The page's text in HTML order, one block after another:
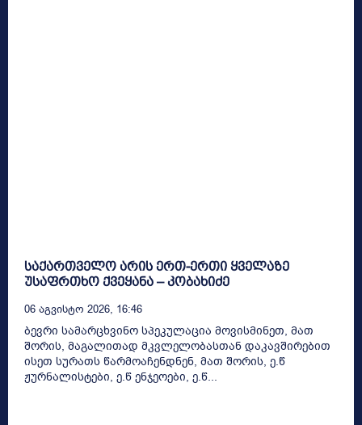
საქართველო არის ერთ-ერთი ყველაზე
უსაფრთხო ქვეყანა – კობახიძე
06 Აგვისტო 2026, 16:46
ბევრი სამარცხვინო სპეკულაცია მოვისმინეთ, მათ
შორის, მაგალითად მკვლელობასთან დაკავშირებით
ისეთ სურათს წარმოაჩენდნენ, მათ შორის, ე.წ
ჟურნალისტები, ე.წ ენჯეოები, ე.წ...